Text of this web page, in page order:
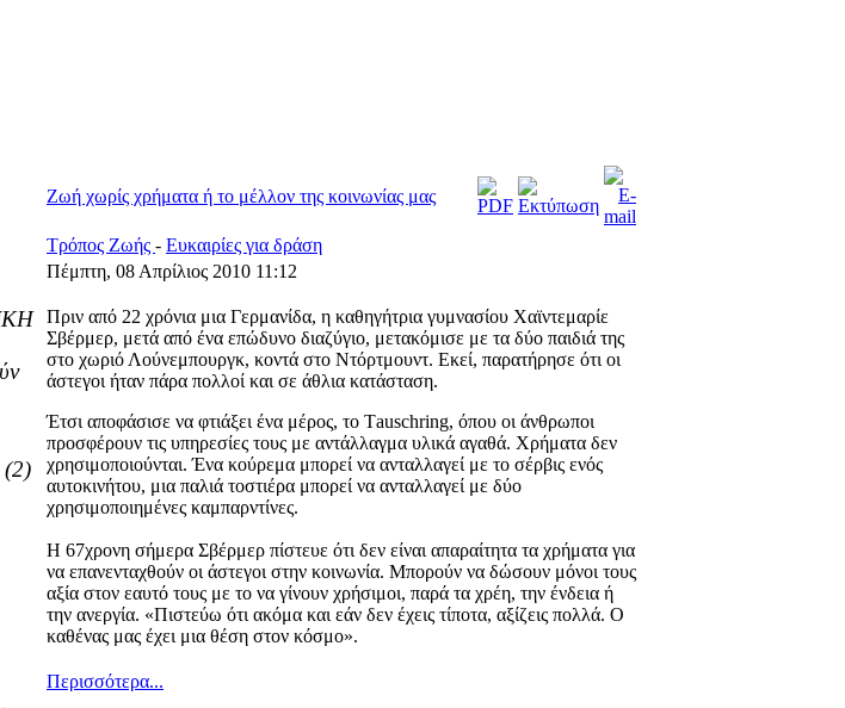
(2)
Ζωή χωρίς χρήματα ή το μέλλον της κοινωνίας μας
Τρόπος Ζωής - Ευκαιρίες για δράση
Πέμπτη, 08 Απρίλιος 2010 11:12
Πριν από 22 χρόνια μια Γερμανίδα, η καθηγήτρια γυμνασίου Χαϊντεμαρίε
Σβέρμερ, μετά από ένα επώδυνο διαζύγιο, μετακόμισε με τα δύο παιδιά της
στο χωριό Λούνεμπουργκ, κοντά στο Ντόρτμουντ. Εκεί, παρατήρησε ότι οι
άστεγοι ήταν πάρα πολλοί και σε άθλια κατάσταση.
Έτσι αποφάσισε να φτιάξει ένα μέρος, το Τauschring, όπου οι άνθρωποι
προσφέρουν τις υπηρεσίες τους με αντάλλαγμα υλικά αγαθά. Χρήματα δεν
χρησιμοποιούνται. Ένα κούρεμα μπορεί να ανταλλαγεί με το σέρβις ενός
αυτοκινήτου, μια παλιά τοστιέρα μπορεί να ανταλλαγεί με δύο
χρησιμοποιημένες καμπαρντίνες.
Η 67χρονη σήμερα Σβέρμερ πίστευε ότι δεν είναι απαραίτητα τα χρήματα για
να επανενταχθούν οι άστεγοι στην κοινωνία. Μπορούν να δώσουν μόνοι τους
αξία στον εαυτό τους με το να γίνουν χρήσιμοι, παρά τα χρέη, την ένδεια ή
την ανεργία. «Πιστεύω ότι ακόμα και εάν δεν έχεις τίποτα, αξίζεις πολλά. Ο
καθένας μας έχει μια θέση στον κόσμο».
Περισσότερα...